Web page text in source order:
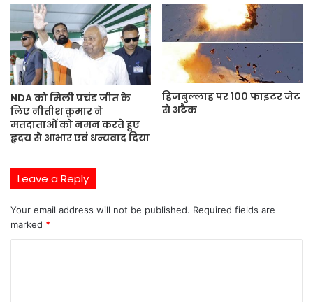
NDA को मिली प्रचंड जीत के
लिए नीतीश कुमार ने
मतदाताओं को नमन करते हुए
हृदय से आभार एवं धन्यवाद दिया
हिजबुल्लाह पर 100 फाइटर जेट
से अटैक
Leave a Reply
Your email address will not be published. Required fields are
marked *